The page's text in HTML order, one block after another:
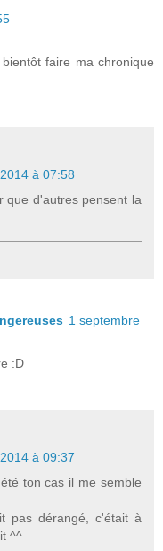
faire ma chronique
à 07:58
que d'autres pensent la
1 septembre
:D
à 09:37
ton cas il me semble
pas dérangé, c'était à
^^